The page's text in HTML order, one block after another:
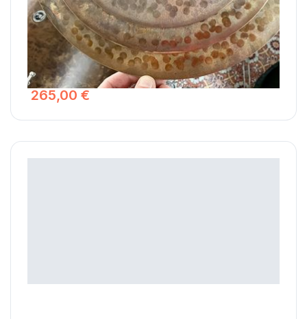
Conçu pour reproduire de manière acoustique le son d'un
clap 8bits, ces trois cymbales à la forme et au son
particulier seront très appréciées des amateurs de funk,
disco ,soul, gospel et hip-hop. Il est possible de régler le
decay du stack en serrant plus ou moins l'ailette du pied
de cymbale.
265,00 €